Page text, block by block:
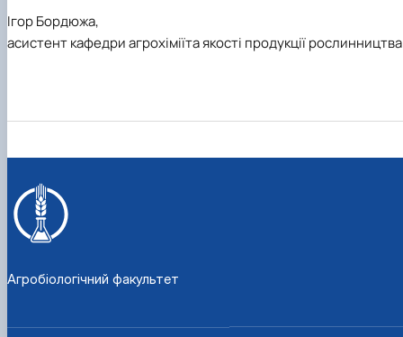
Ігор Бордюжа,
асистент кафедри агрохіміїта якості продукції рослинництва
Агробіологічний факультет